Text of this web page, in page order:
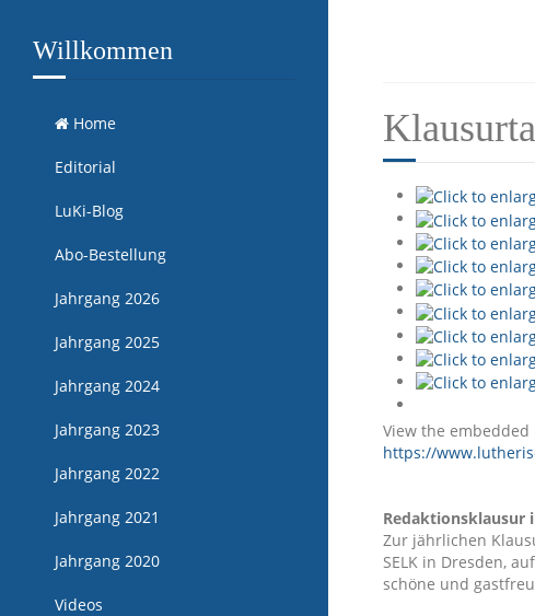
Willkommen
Home
Editorial
LuKi-Blog
Abo-Bestellung
Jahrgang 2026
Jahrgang 2025
Jahrgang 2024
Jahrgang 2023
Jahrgang 2022
Jahrgang 2021
Jahrgang 2020
Videos
View the
https://
Redaktionsklausur
Zur jährlichen
SELK in Dresden,
schöne und